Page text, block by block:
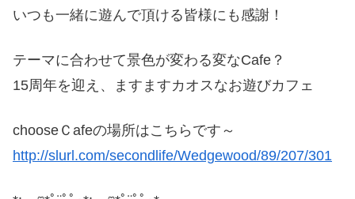
いつも一緒に遊んで頂ける皆様にも感謝！
テーマに合わせて景色が変わる変なCafe？
15周年を迎え、ますますカオスなお遊びカフェ
chooseＣafeの場所はこちらです～
http://slurl.com/secondlife/Wedgewood/89/207/301